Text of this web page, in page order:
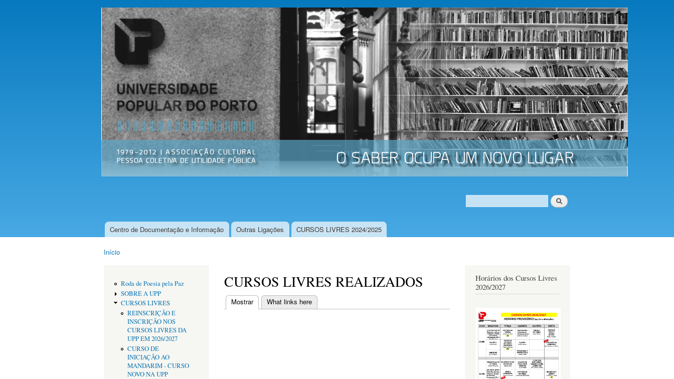
Passar
para o
conteúdo
principal
Universidade
Popular do
Porto
Associação
Cultural
Formulário de procura
Procurar
Menu principal
Centro de Documentação e Informação Outras Ligações CURSOS LIVRES 2024/2025
Início
Roda de Poesia pela Paz
SOBRE A UPP
CURSOS LIVRES
REINSCRIÇÃO E
INSCRIÇÃO NOS
CURSOS LIVRES DA
UPP EM 2026/2027
CURSO DE
INICIAÇÃO AO
MANDARIM - CURSO
NOVO NA UPP
CURSOS LIVRES REALIZADOS
Separadores primários
Mostrar(separador ativo)
What links here
Horários dos Cursos Livres
2026/2027